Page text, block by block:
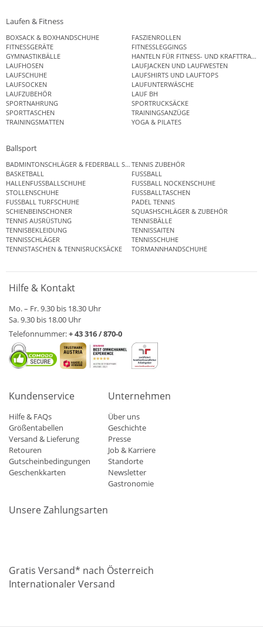
Laufen & Fitness
BOXSACK & BOXHANDSCHUHE
FASZIENROLLEN
FITNESSGERÄTE
FITNESSLEGGINGS
GYMNASTIKBÄLLE
HANTELN FÜR FITNESS- UND
LAUFHOSEN
LAUFJACKEN UND LAUFWESTEN
LAUFSCHUHE
LAUFSHIRTS UND LAUFTOPS
LAUFSOCKEN
LAUFUNTERWÄSCHE
LAUFZUBEHÖR
LAUF BH
SPORTNAHRUNG
SPORTRUCKSÄCKE
SPORTTASCHEN
TRAININGSANZÜGE
TRAININGSMATTEN
YOGA & PILATES
Ballsport
BADMINTONSCHLÄGER & FEDERBALL SETSTENNIS ZUBEHÖR
BASKETBALL
FUSSBALL
HALLENFUSSBALLSCHUHE
FUSSBALL NOCKENSCHUHE
STOLLENSCHUHE
FUSSBALLTASCHEN
FUSSBALL TURFSCHUHE
PADEL TENNIS
SCHIENBEINSCHONER
SQUASHSCHLÄGER & ZUBEHÖR
TENNIS AUSRÜSTUNG
TENNISBÄLLE
TENNISBEKLEIDUNG
TENNISSAITEN
TENNISSCHLÄGER
TENNISSCHUHE
TENNISTASCHEN & TENNISRUCKSÄCKE
TORMANNHANDSCHUHE
Hilfe & Kontakt
Mo. – Fr. 9.30 bis 18.30 Uhr
Sa. 9.30 bis 18.00 Uhr
Telefonnummer:+ 43 316 / 870-0
Kundenservice
Hilfe & FAQs
Größentabellen
Versand & Lieferung
Retouren
Gutscheinbedingungen
Geschenkkarten
Unternehmen
Über uns
Geschichte
Presse
Job & Karriere
Standorte
Newsletter
Gastronomie
Unsere Zahlungsarten
Gratis Versand* nach Österreich
Internationaler Versand